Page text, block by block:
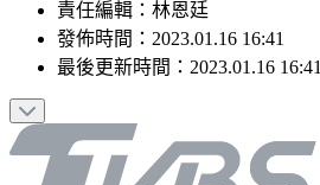
責任編輯 ： 林恩廷
發佈時間： 2023.01.16 16:41
最後更新時間： 2023.01.16 16:41